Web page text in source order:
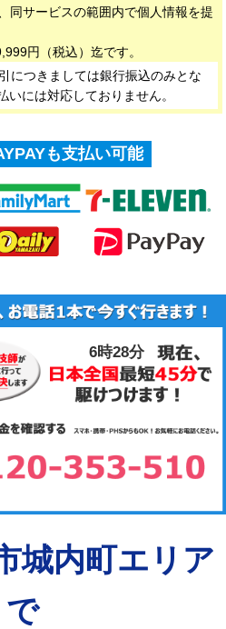
同サービスの範囲内で個人情報を提
円（税込）迄です。
につきましては銀行振込のみとな
いには対応しておりません。
も支払い可能
6時28分
城内町エリア
で